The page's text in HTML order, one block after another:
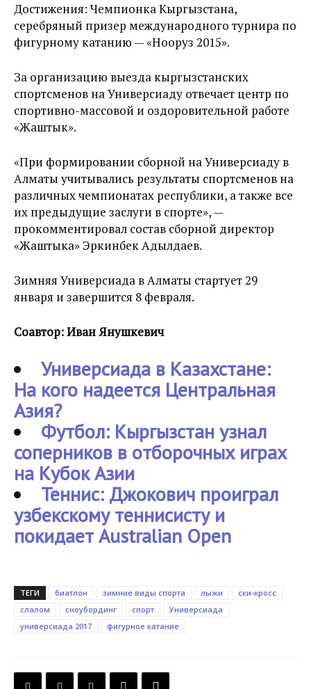
Достижения: Чемпионка Кыргызстана,
серебряный призер международного турнира по
фигурному катанию — «Нооруз 2015».
За организацию выезда кыргызстанских
спортсменов на Универсиаду отвечает центр по
спортивно-массовой и оздоровительной работе
«Жаштык».
«При формировании сборной на Универсиаду в
Алматы учитывались результаты спортсменов на
различных чемпионатах республики, а также все
их предыдущие заслуги в спорте», —
прокомментировал состав сборной директор
«Жаштыка» Эркинбек Адылдаев.
Зимняя Универсиада в Алматы стартует 29
января и завершится 8 февраля.
Соавтор: Иван Янушкевич
Универсиада в Казахстане:
На кого надеется Центральная
Азия?
Футбол: Кыргызстан узнал
соперников в отборочных играх
на Кубок Азии
Теннис: Джокович проиграл
узбекскому теннисисту и
покидает Australian Open
ТЕГИ биатлон зимние виды спорта лыжи
ски-кросс
слалом
сноубординг спорт
Универсиада
универсиада 2017
фигурное катание